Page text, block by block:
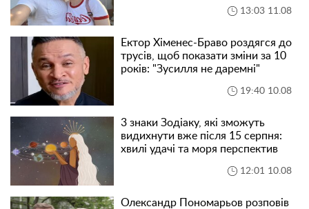
13:03 11.08
Ектор Хіменес-Браво роздягся до
трусів, щоб показати зміни за 10
років: "Зусилля не даремні"
19:40 10.08
3 знаки Зодіаку, які зможуть
видихнути вже після 15 серпня:
хвилі удачі та моря перспектив
12:01 10.08
Олександр Пономарьов розповів